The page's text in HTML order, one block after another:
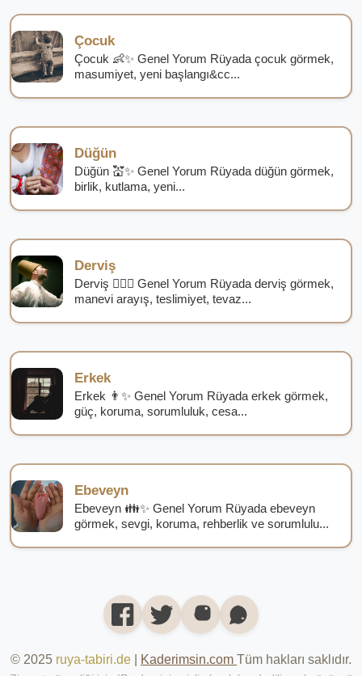
Çocuk
Çocuk 👶✨ Genel Yorum Rüyada çocuk görmek,
masumiyet, yeni başlangı&cc...
Düğün
Düğün 💒✨ Genel Yorum Rüyada düğün görmek,
birlik, kutlama, yeni...
Derviş
Derviş 🧙‍♂️✨ Genel Yorum Rüyada derviş görmek,
manevi arayış, teslimiyet, tevaz...
Erkek
Erkek 👨✨ Genel Yorum Rüyada erkek görmek,
güç, koruma, sorumluluk, cesa...
Ebeveyn
Ebeveyn 👪✨ Genel Yorum Rüyada ebeveyn
görmek, sevgi, koruma, rehberlik ve sorumlulu...
© 2025 ruya-tabiri.de Kaderimsin.com Tüm hakları saklıdır.